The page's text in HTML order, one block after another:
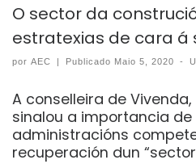
O sector da
estratexias de cara á
por AEC | Publicado Maio 5, 2020 -
A conselleira de
sinalou a importancia
administracións
recuperación dun